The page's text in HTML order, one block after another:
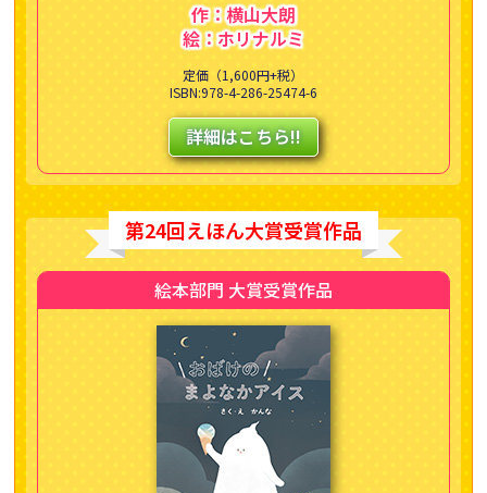
作：横山大朗
絵：ホリナルミ
定価（1,600円+税）
ISBN:978-4-286-25474-6
詳細はこちら!!
第24回えほん大賞受賞作品
絵本部門 大賞受賞作品